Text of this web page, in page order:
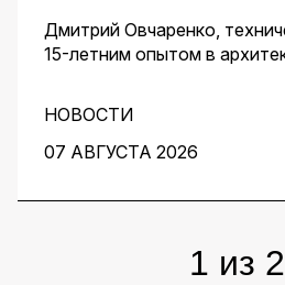
Дмитрий Овчаренко,
15-летним опытом в
архитектору ускорить
от чистого листа до
НОВОСТИ
07 АВГУСТА 2026
1 из